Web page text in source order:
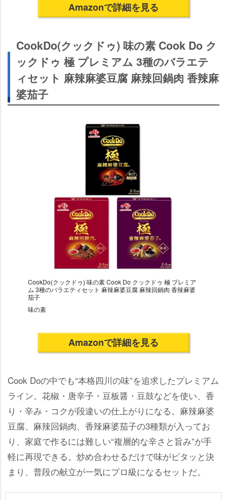
Amazonで詳細を見る
CookDo(クックドゥ) 味の素 Cook Do ク
ックドゥ 極 プレミアム 3種のバラエテ
ィセット 麻辣麻婆豆腐 麻辣回鍋肉 香辣麻
婆茄子
CookDo(クックドゥ) 味の素 Cook Do クックドゥ 極 プレミア
ム 3種のバラエティセット 麻辣麻婆豆腐 麻辣回鍋肉 香辣麻婆
茄子
味の素
Amazonで詳細を見る
Cook Doの中でも“本格四川の味”を追求したプレミアム
ライン。花椒・唐辛子・豆板醤・豆鼓などを使い、香
り・辛み・コクが段違いの仕上がりになる。麻辣麻婆
豆腐、麻辣回鍋肉、香辣麻婆茄子の3種類が入ってお
り、家庭で作るには難しい“複層的な辛さと旨み”が手
軽に再現できる。炒め合わせるだけで味がピタッと決
まり、普段の献立が一気にプロ級になるセットだ。